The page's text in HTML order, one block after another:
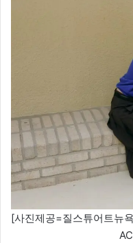
[사진제공=질스튜어트뉴